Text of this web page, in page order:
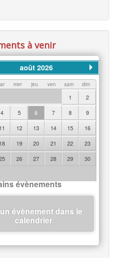
à venir
août 2026
mer jeu ven sam dim
1
2
4 5 6 7 8
9
11 12 13 14 15
16
18 19 20 21 22
23
26 27 28 29
30
évènements
évènement dans le
calendrier